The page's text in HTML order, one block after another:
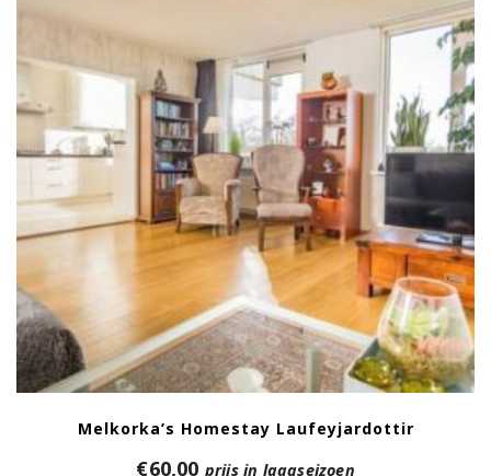
Melkorka’s Homestay Laufeyjardottir
€60,00 prijs in laagseizoen